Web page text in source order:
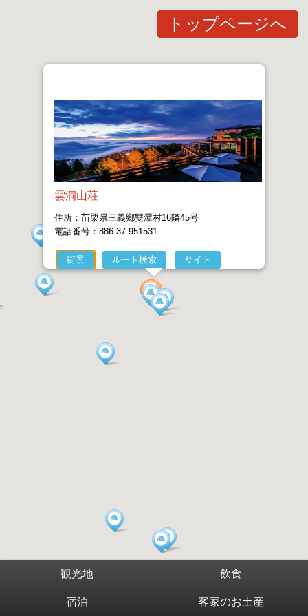
観光地 飲食
宿泊 客家のお土産
トップページへ
雲洞山荘
住所：苗栗県三義鄉雙潭村16隣45号
電話番号：886-37-951531
街景 ルート検索 サイト